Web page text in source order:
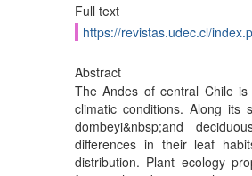
Full text
https://revistas.udec.cl/
Abstract
The Andes of central Chile
climatic conditions. Along its
dombeyi&nbsp;and
differences in their leaf
distribution. Plant ecology